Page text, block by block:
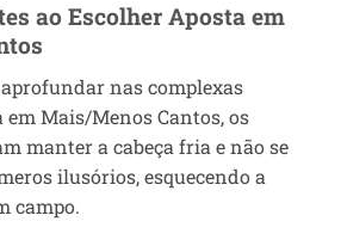
ao Escolher Aposta em
nas complexas
em Mais/Menos Cantos, os
manter a cabeça fria e não se
ilusórios, esquecendo a
campo.